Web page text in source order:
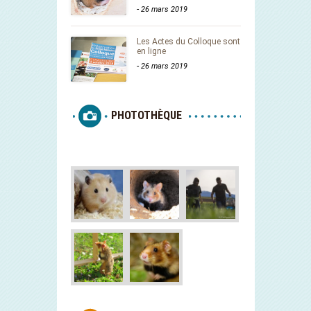
- 26 mars 2019
Les Actes du Colloque sont
en ligne
- 26 mars 2019
PHOTOTHÈQUE